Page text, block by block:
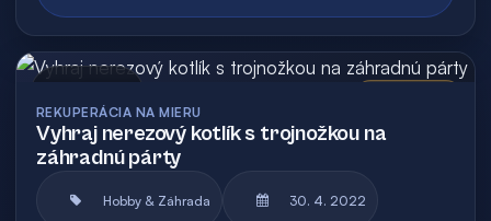
REKUPERÁCIA NA MIERU
Vyhraj nerezový kotlík s trojnožkou na
záhradnú párty
Hobby & Záhrada 30. 4. 2022